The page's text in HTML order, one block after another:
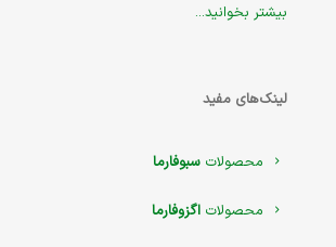
بیشتر بخوانید...
لینک‌های مفید
محصولاتسبوفارما
محصولات اگزوفارما